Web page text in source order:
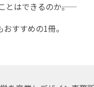
はできるのか――。
すすめの1冊。